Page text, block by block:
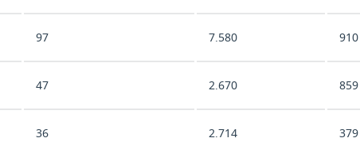
97 7.580 910
47 2.670 859
36 2.714 379